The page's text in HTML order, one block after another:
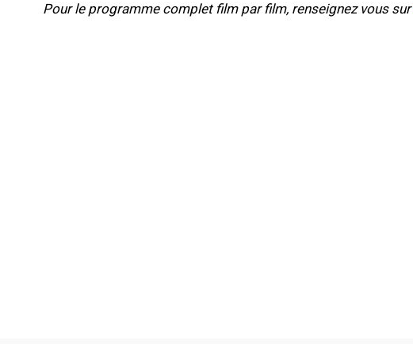
Pour le programme complet film par film, renseignez vous sur